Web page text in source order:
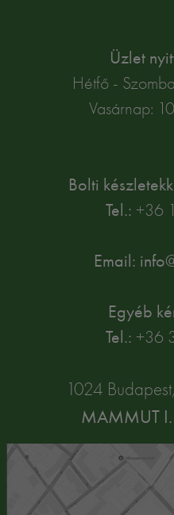
Üzlet
Hétfő -
Vasárnap:
Bolti
Tel.: +36
Email:
Egyéb
Tel.: +36
1024
MAMMUT I.